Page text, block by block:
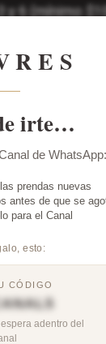
irte…
de WhatsApp:
prendas nuevas
antes de que se
para el Canal
esto:
CÓDIGO
adentro del
y 6 (mínimo